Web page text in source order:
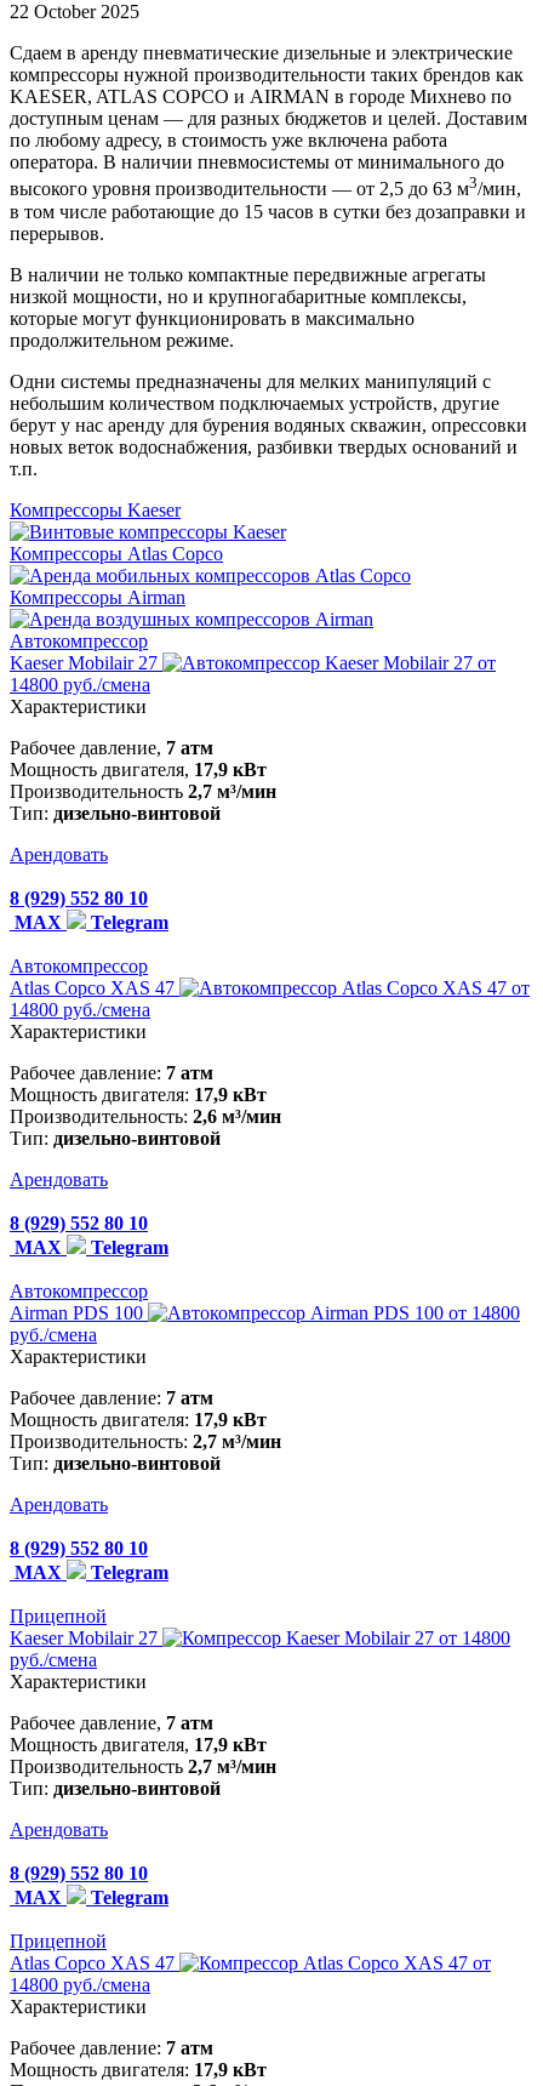
22 October 2025
Сдаем в аренду пневматические дизельные и электрические
компрессоры нужной производительности таких брендов как
KAESER, ATLAS COPCO и AIRMAN в городе Михнево по
доступным ценам — для разных бюджетов и целей. Доставим
по любому адресу, в стоимость уже включена работа
оператора. В наличии пневмосистемы от минимального до
высокого уровня производительности — от 2,5 до 63 м3/мин,
в том числе работающие до 15 часов в сутки без дозаправки и
перерывов.
В наличии не только компактные передвижные агрегаты
низкой мощности, но и крупногабаритные комплексы,
которые могут функционировать в максимально
продолжительном режиме.
Одни системы предназначены для мелких манипуляций с
небольшим количеством подключаемых устройств, другие
берут у нас аренду для бурения водяных скважин, опрессовки
новых веток водоснабжения, разбивки твердых оснований и
т.п.
Компрессоры Kaeser
Компрессоры Atlas Copco
Компрессоры Airman
Автокомпрессор
Kaeser Mobilair 27
от
14800 руб./смена
Характеристики
Рабочее давление, 7 атм
Мощность двигателя, 17,9 кВт
Производительность 2,7 м³/мин
Тип: дизельно-винтовой
Арендовать
8 (929) 552 80 10
MAX
Telegram
Автокомпрессор
Atlas Copco XAS 47
от
14800 руб./смена
Характеристики
Рабочее давление: 7 атм
Мощность двигателя: 17,9 кВт
Производительность: 2,6 м³/мин
Тип: дизельно-винтовой
Арендовать
8 (929) 552 80 10
MAX
Telegram
Автокомпрессор
Airman PDS 100
от 14800
руб./смена
Характеристики
Рабочее давление: 7 атм
Мощность двигателя: 17,9 кВт
Производительность: 2,7 м³/мин
Тип: дизельно-винтовой
Арендовать
8 (929) 552 80 10
MAX
Telegram
Прицепной
Kaeser Mobilair 27
от 14800
руб./смена
Характеристики
Рабочее давление, 7 атм
Мощность двигателя, 17,9 кВт
Производительность 2,7 м³/мин
Тип: дизельно-винтовой
Арендовать
8 (929) 552 80 10
MAX
Telegram
Прицепной
Atlas Copco XAS 47
от
14800 руб./смена
Характеристики
Рабочее давление: 7 атм
Мощность двигателя: 17,9 кВт